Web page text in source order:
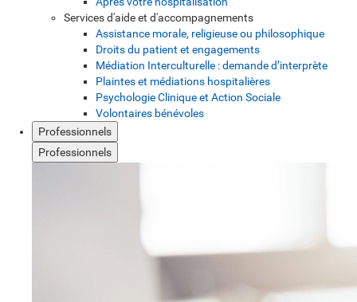
Services d'aide et d'accompagnements
Assistance morale, religieuse ou philosophique
Droits du patient et engagements
Médiation Interculturelle : demande d’interprète
Plaintes et médiations hospitalières
Psychologie Clinique et Action Sociale
Volontaires bénévoles
Professionnels
Professionnels